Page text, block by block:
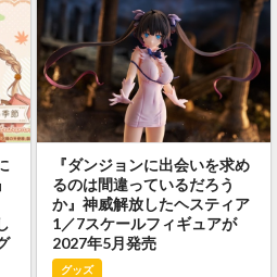
『ダンジョンに出会いを求め
るのは間違っているだろう
か』神威解放したヘスティア
1／7スケールフィギュアが
2027年5月発売
グッズ